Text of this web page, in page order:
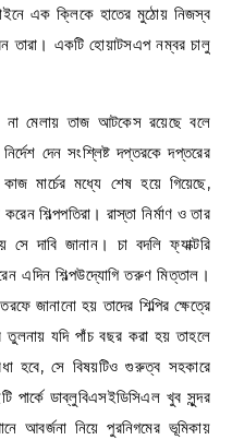
এক ক্লিকে হাতের মুঠোয় নিজস্ব
তারা। একটি হোয়াটসএপ নম্বর চালু
মেলায় তাজ আটকেস রয়েছে বলে
দেন সংশ্লিষ্ট দপ্তরকে দপ্তরের
মার্চের মধ্যে শেষ হয়ে গিয়েছে,
শিল্পপতিরা। রাস্তা নির্মাণ ও তার
সে দাবি জানান। চা বদলি ফ্যাক্টরি
এদিন শিল্পউদ্যোগি তরুণ মিত্তাল।
জানানো হয় তাদের শিল্পির ক্ষেত্রে
তুলনায় যদি পাঁচ বছর করা হয় তাহলে
হবে, সে বিষয়টিও গুরুত্ব সহকারে
পার্কে ডাব্লুবিএসইডিসিএল খুব সুন্দর
আবর্জনা নিয়ে পুরনিগমের ভূমিকায়